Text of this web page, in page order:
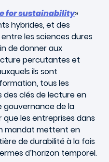
for sustainability»
hybrides, et des
les sciences dures
de donner aux
percutantes et
ils sont
tous les
clés de lecture en
gouvernance de la
que les entreprises dans
mandat mettent en
de durabilité à la fois
d’horizon temporel.